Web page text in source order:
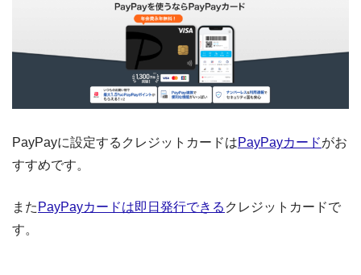
PayPayに設定するクレジットカードはPayPayカードがお
すすめです。
また PayPayカードは即日発行できる クレジットカードで
す。